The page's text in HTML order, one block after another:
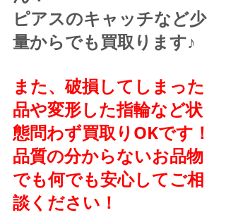
ピアスのキャッチなど少
量からでも買取ります♪
また、破損してしまった
品や変形した指輪など状
態問わず買取りOKです！
品質の分からないお品物
でも何でも安心してご相
談ください！